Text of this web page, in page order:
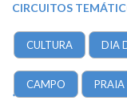
CIRCUITOS
CULTURA DIA
CAMPO PRAIA